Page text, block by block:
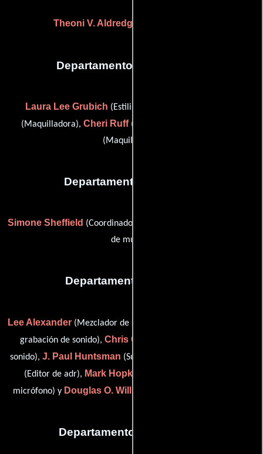
Theoni V. Aldredge
Departamento de maquillaje
Laura Lee Grubich (Estilista),
(Maquilladora), Cheri Ruff(Estilista) y
(Maquilladora)
Departamento de musica
Simone Sheffield (Coordinador musical) y
de música)
Departamento de sonido
Lee Alexander (Mezclador de sonido),
grabación de sonido), Chris Carpenter
sonido), J. Paul Huntsman (Supervisor de adr),
(Editor de adr), Mark Hopkins McNabb
micrófono) y Douglas O. Williams
Departamento de vestuario